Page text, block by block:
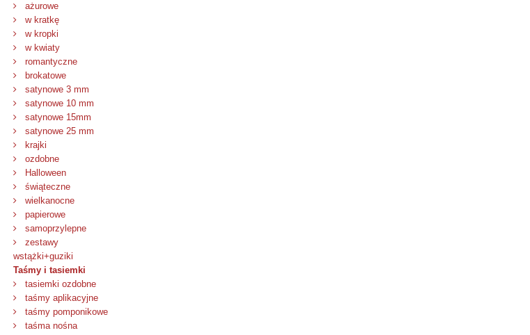
ażurowe
w kratkę
w kropki
w kwiaty
romantyczne
brokatowe
satynowe 3 mm
satynowe 10 mm
satynowe 15mm
satynowe 25 mm
krajki
ozdobne
Halloween
świąteczne
wielkanocne
papierowe
samoprzylepne
zestawy
wstążki+guziki
Taśmy i tasiemki
tasiemki ozdobne
taśmy aplikacyjne
taśmy pomponikowe
taśma nośna